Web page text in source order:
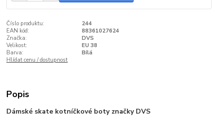
Číslo produktu:
244
EAN kód:
88361027624
Značka:
DVS
Velikost:
EU 38
Barva:
Bílá
Hlídat cenu / dostupnost
Popis
Dámské skate kotníčkové boty značky DVS